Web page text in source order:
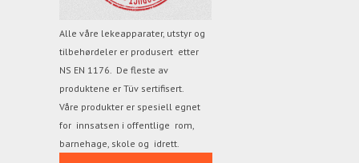
Alle våre lekeapparater, utstyr og
tilbehørdeler er produsert etter
NS EN 1176. De fleste av
produktene er Tüv sertifisert.
Våre produkter er spesiell egnet
for innsatsen i offentlige rom,
barnehage, skole og idrett.